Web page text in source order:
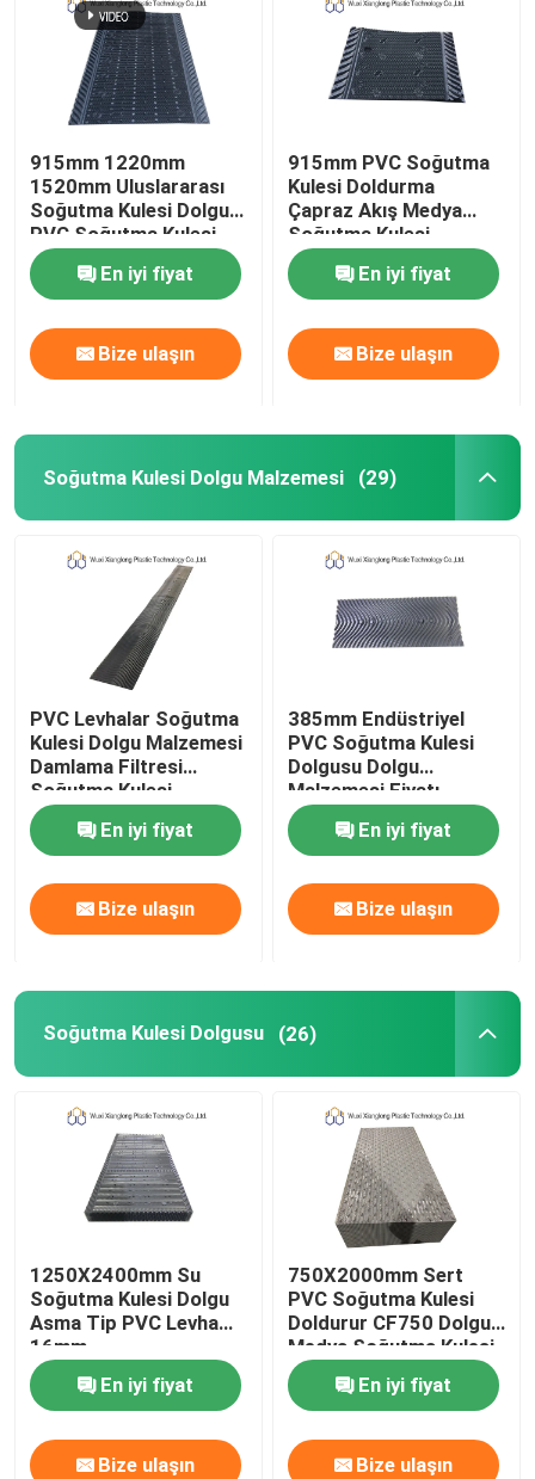
Ev
Hakkımızda
Fabrika turu
Kalite kontrol
Bize Ulaşın
Haberler
Bir teklif isteği
Soğutma Kulesi Dolgusu
PVC Soğutma Kulesi Dolguları
Soğutma Kulesi Plastik Dolgu
Soğutma Kulesi Kanatları
soğutma kulesi film dolgusu
915mm 1220mm
1520mm Uluslararası
Soğutma Kulesi Dolgu
PVC Soğutma Kulesi
Dolgu Malzemesi
En iyi fiyat
Bize ulaşın
915mm PVC Soğutma
Kulesi Doldurma
Çapraz Akış Medya
Soğutma Kulesi
Ambalajı İçin Doldurma
En iyi fiyat
Bize ulaşın
Soğutma Kulesi Dolgu Malzemesi (29)
PVC Levhalar Soğutma
Kulesi Dolgu Malzemesi
Damlama Filtresi
Soğutma Kulesi
Dolgusu 385mm
En iyi fiyat
Bize ulaşın
385mm Endüstriyel
PVC Soğutma Kulesi
Dolgusu Dolgu
Malzemesi Fiyatı
En iyi fiyat
Bize ulaşın
Soğutma Kulesi Dolgusu (26)
1250X2400mm Su
Soğutma Kulesi Dolgu
Asma Tip PVC Levha
16mm
En iyi fiyat
Bize ulaşın
750X2000mm Sert
PVC Soğutma Kulesi
Doldurur CF750 Dolgu
Medya Soğutma Kulesi
En iyi fiyat
Bize ulaşın